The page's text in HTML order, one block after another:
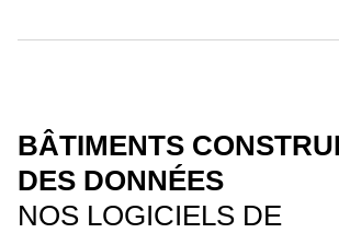
BÂTIMENTS
DES DONNÉES
NOS LOGICIELS DE